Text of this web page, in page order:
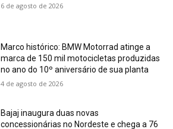
6 de agosto de 2026
Marco histórico: BMW Motorrad atinge a
marca de 150 mil motocicletas produzidas
no ano do 10º aniversário de sua planta
4 de agosto de 2026
Bajaj inaugura duas novas
concessionárias no Nordeste e chega a 76